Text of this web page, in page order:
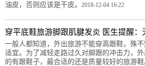
油皮，否则应该是干皮。 2018-12-04 16:22
穿平底鞋旅游脚跟肌腱发炎 医生提醒
一般人都知道，外出旅游不能穿高跟鞋，殊
适宜。为了减轻走路过久对脚跟的冲击力，
的有跟鞋子，最合适的还是质量较好的旅游鞋